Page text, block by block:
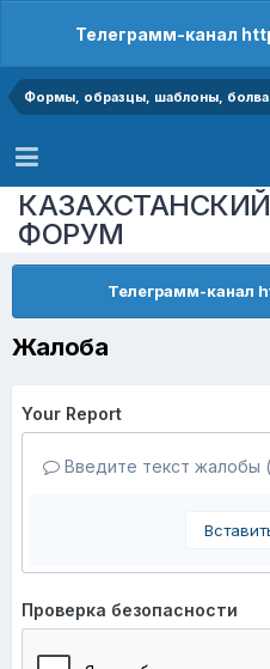
Телеграмм-канал
Формы, образцы, шаблоны,
ФОРУМ
Телеграмм-канал
Жалоба
Your Report
Введите текст жалобы
Проверка безопасности